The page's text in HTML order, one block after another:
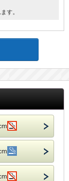
す。